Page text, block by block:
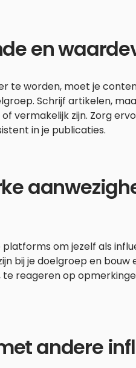
en
te worden, moet je
Schrijf artikelen,
vermakelijk zijn. Zorg
in je publicaties.
platforms om jezelf als
bij je doelgroep en
reageren op
andere